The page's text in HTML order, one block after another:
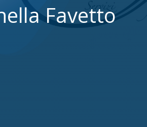
Favetto